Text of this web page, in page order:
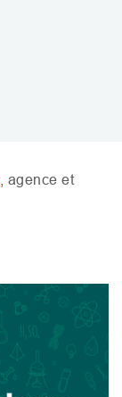
, agence et